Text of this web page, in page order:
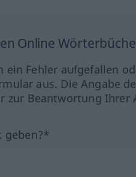
Online
ein Fehler aufgefallen
aus. Die Angabe
zur Beantwortung Ihrer
geben?*